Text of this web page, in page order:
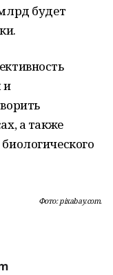
будет
и
а также
Фото: pixabay.com.